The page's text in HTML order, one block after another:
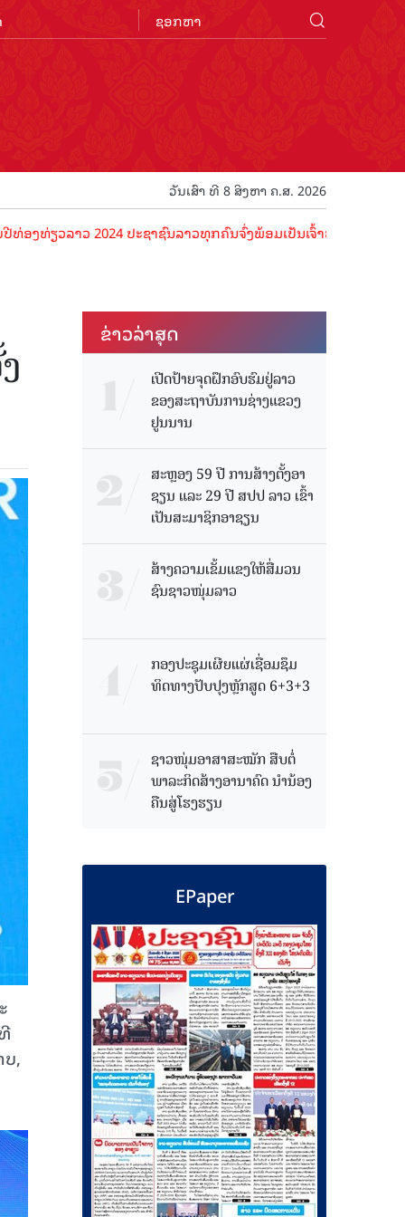
ວັນເສົາ ທີ 8 ສິງຫາ ຄ.ສ. 2026
2024 ປະຊາຊົນລາວທຸກຄົນຈົ່ງພ້ອມເປັນເຈົ້າພາບທີ່ດີ ຕ້ອນຮັບນັກທ່ອງ
ບ,
ຂ່າວ​ລ່າ​ສຸດ
ເປີດປ້າຍຈຸດຝຶກອົບຮົມຢູ່ລາວ
ຂອງສະຖາບັນການຊ່າງແຂວງ
ຢູນນານ
ສະຫຼອງ 59 ປີ ການສ້າງຕັ້ງອາ
ຊຽນ ແລະ 29 ປີ ສປປ ລາວ ເຂົ້າ
ເປັນສະມາຊິກອາຊຽນ
ສ້າງຄວາມເຂັ້ມແຂງໃຫ້ສື່ມວນ
ຊົນຊາວໜຸ່ມລາວ
ກອງປະຊຸມເຜີຍແຜ່ເຊື່ອມຊຶມ
ທິດທາງປັບປຸງຫຼັກສູດ 6+3+3
ຊາວໜຸ່ມອາສາສະໝັກ ສືບຕໍ່
ພາລະກິດສ້າງອານາຄົດ ນໍານ້ອງ
ຄືນສູ່ໂຮງຮຽນ
EPaper